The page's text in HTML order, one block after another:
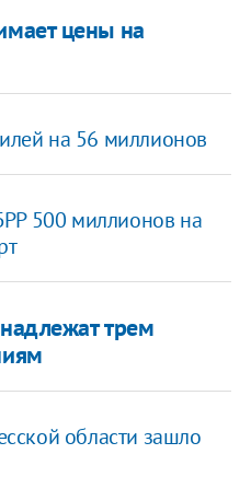
цены на
на 56 миллионов
500 миллионов на
трем
области зашло